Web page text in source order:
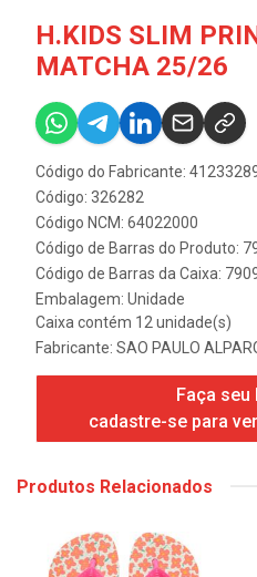
H.KIDS SLIM
MATCHA 25/26
Código do Fabricante:
Código: 326282
Código NCM: 64022000
Código de Barras do Produto:
Código de Barras da Caixa:
Embalagem: Unidade
Caixa contém 12 unidade(s)
Fabricante: SAO PAULO
Faça seu
cadastre-se para
Produtos Relacionados